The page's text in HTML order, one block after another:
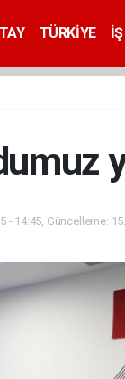
TÜRKİYE
- 14:45, Güncelleme: